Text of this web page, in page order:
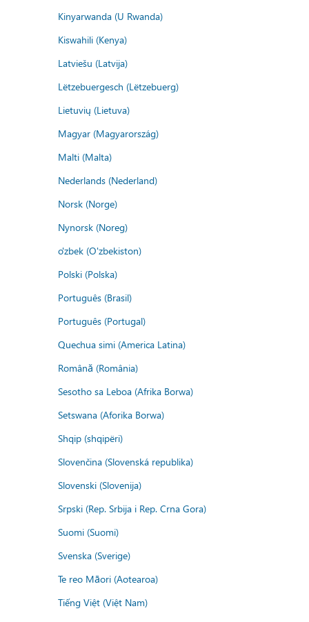
Kinyarwanda (U Rwanda)
Kiswahili (Kenya)
Latviešu (Latvija)
Lëtzebuergesch (Lëtzebuerg)
Lietuvių (Lietuva)
Magyar (Magyarország)
Malti (Malta)
Nederlands (Nederland)
Norsk (Norge)
Nynorsk (Noreg)
o'zbek (O'zbekiston)
Polski (Polska)
Português (Brasil)
Português (Portugal)
Quechua simi (America Latina)
Română (România)
Sesotho sa Leboa (Afrika Borwa)
Setswana (Aforika Borwa)
Shqip (shqipëri)
Slovenčina (Slovenská republika)
Slovenski (Slovenija)
Srpski (Rep. Srbija i Rep. Crna Gora)
Suomi (Suomi)
Svenska (Sverige)
Te reo Māori (Aotearoa)
Tiếng Việt (Việt Nam)